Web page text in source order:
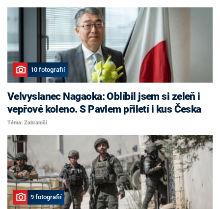
10 fotografií
Velvyslanec Nagaoka: Oblíbil jsem si zeleň i
vepřové koleno. S Pavlem přiletí i kus Česka
Téma: Zahraničí
9 fotografií